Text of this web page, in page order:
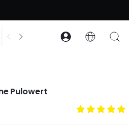
| Kod: GLOWNEW
Sukienki i body
Pulowert